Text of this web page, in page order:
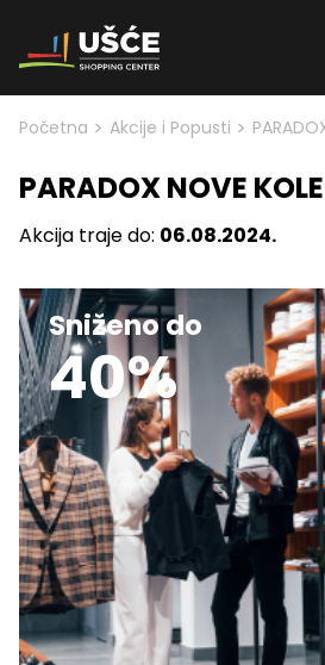
Skip to content
Početna > Akcije i Popusti >
PARADOX NOVE
Akcija traje do: 06.08.2024.
Sniženo do
40%